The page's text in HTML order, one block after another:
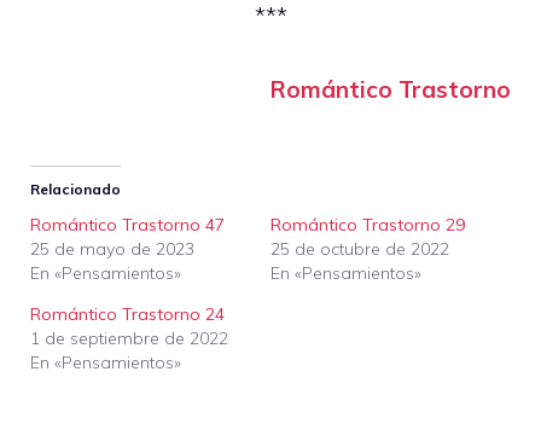
***
Romántico Trastorno
Relacionado
Romántico Trastorno 47
25 de mayo de 2023
En «Pensamientos»
Romántico Trastorno 29
25 de octubre de 2022
En «Pensamientos»
Romántico Trastorno 24
1 de septiembre de 2022
En «Pensamientos»